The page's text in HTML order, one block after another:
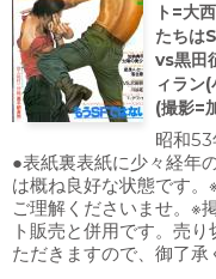
ト=大
たちは
vs黒田
ィラン
(撮影=
昭和
●表紙裏表紙に少々経年
は概ね良好な状態です
ご理解くださいませ。※
ト販売と併用です。売
ただきますので、御了承